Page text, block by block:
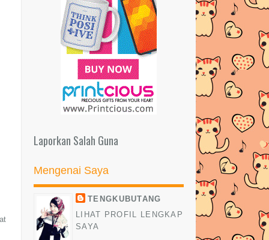
2016(269)
2015(327)
(522)
2013(481)
2012(24)
Laporkan Salah Guna
Mengenai Saya
TENGKUBUTANG
LIHAT PROFIL LENGKAP
SAYA